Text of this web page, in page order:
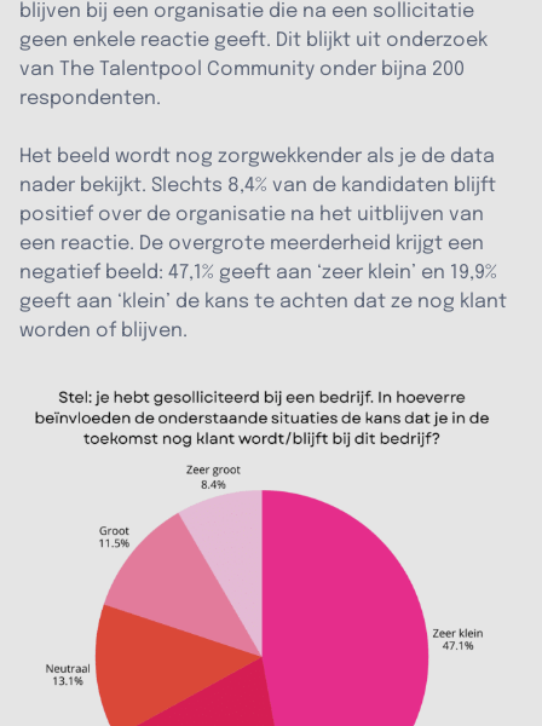
blijven bij een organisatie die na een sollicitatie
geen enkele reactie geeft. Dit blijkt uit onderzoek
van The Talentpool Community onder bijna 200
respondenten.
Het beeld wordt nog zorgwekkender als je de data
nader bekijkt. Slechts 8,4% van de kandidaten blijft
positief over de organisatie na het uitblijven van
een reactie. De overgrote meerderheid krijgt een
negatief beeld: 47,1% geeft aan ‘zeer klein’ en 19,9%
geeft aan ‘klein’ de kans te achten dat ze nog klant
worden of blijven.